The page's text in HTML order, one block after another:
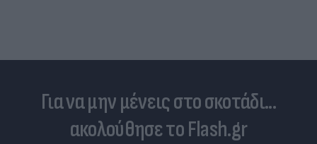
Για να μην μένεις στο σκοτάδι...
ακολούθησε το Flash.gr